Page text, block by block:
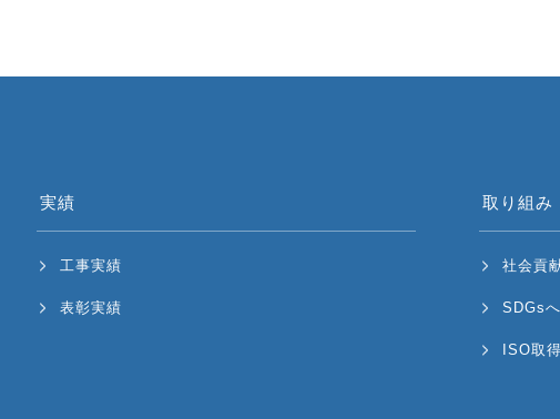
実績
工事実績
表彰実績
取り組み
社会貢
SDGs
ISO取得